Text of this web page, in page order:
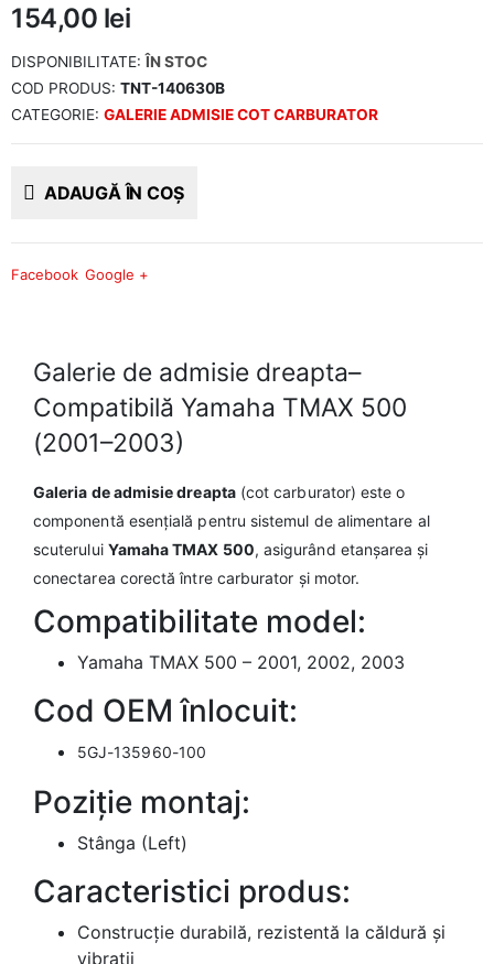
154,00 lei
DISPONIBILITATE: ÎN STOC
COD PRODUS: TNT-140630B
CATEGORIE: GALERIE ADMISIE COT CARBURATOR
ADAUGĂ ÎN COȘ
Facebook Google +
Galerie de admisie dreapta–
Compatibilă Yamaha TMAX 500
(2001–2003)
Galeria de admisie dreapta(cot carburator) este o
componentă esențială pentru sistemul de alimentare al
scuterului Yamaha TMAX 500, asigurând etanșarea și
conectarea corectă între carburator și motor.
Compatibilitate model:
Yamaha TMAX 500 – 2001, 2002, 2003
Cod OEM înlocuit:
5GJ-135960-100
Poziție montaj:
Stânga (Left)
Caracteristici produs:
Construcție durabilă, rezistentă la căldură și
vibrații